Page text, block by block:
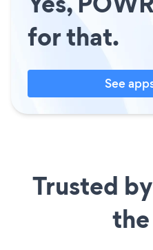
for that.
See
Trusted